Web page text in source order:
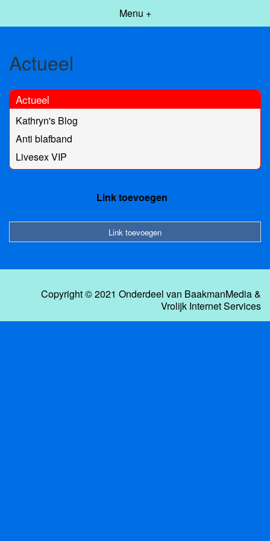
Menu +
Actueel
Actueel
Kathryn's Blog
Anti blafband
Livesex VIP
Link toevoegen
Link toevoegen
Copyright © 2021 Onderdeel van BaakmanMedia&
Vrolijk Internet Services